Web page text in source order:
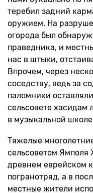
теребил задний
оружием. На
огорода был
праведника, и
нас в штыки,
Впрочем, через
соседству, ведь за
паломники
сельсовете хасидам
в музыкальной
Тяжелые
сельсоветом Ямполя
древнем еврейском
погранотряд, а в
местные жители